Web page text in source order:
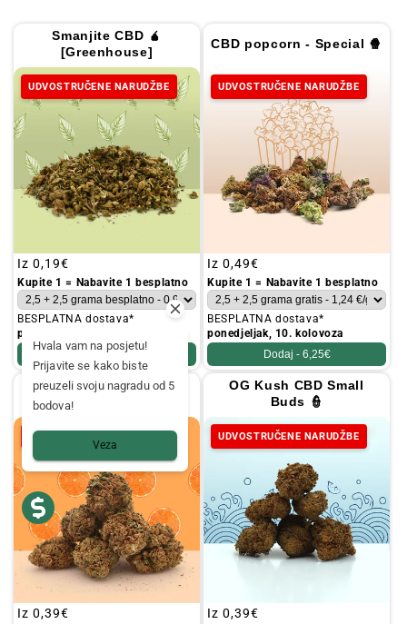
Smanjite CBD 🧉
[Greenhouse]
UDVOSTRUČENE NARUDŽBE
Redovna
cijena
Iz 0,19€
Kupite 1 = Nabavite 1 besplatno
BESPLATNA dostava*
ponedjeljak, 10. kolovoza
Dodaj -
4,95€
CBD popcorn - Special 🍿
UDVOSTRUČENE NARUDŽBE
Redovna
cijena
Iz 0,49€
Kupite 1 = Nabavite 1 besplatno
BESPLATNA dostava*
ponedjeljak, 10. kolovoza
Dodaj - 6,25€
Orange Bud CBD Small
UDVOSTRUČENE NARUDŽBE
Redovna
Iz 0,39€
OG Kush CBD Small
Buds 👮
UDVOSTRUČENE NARUDŽBE
Redovna
Iz 0,39€
Hvala vam na posjetu!
Prijavite se kako biste
preuzeli svoju nagradu od 5
bodova!
Veza